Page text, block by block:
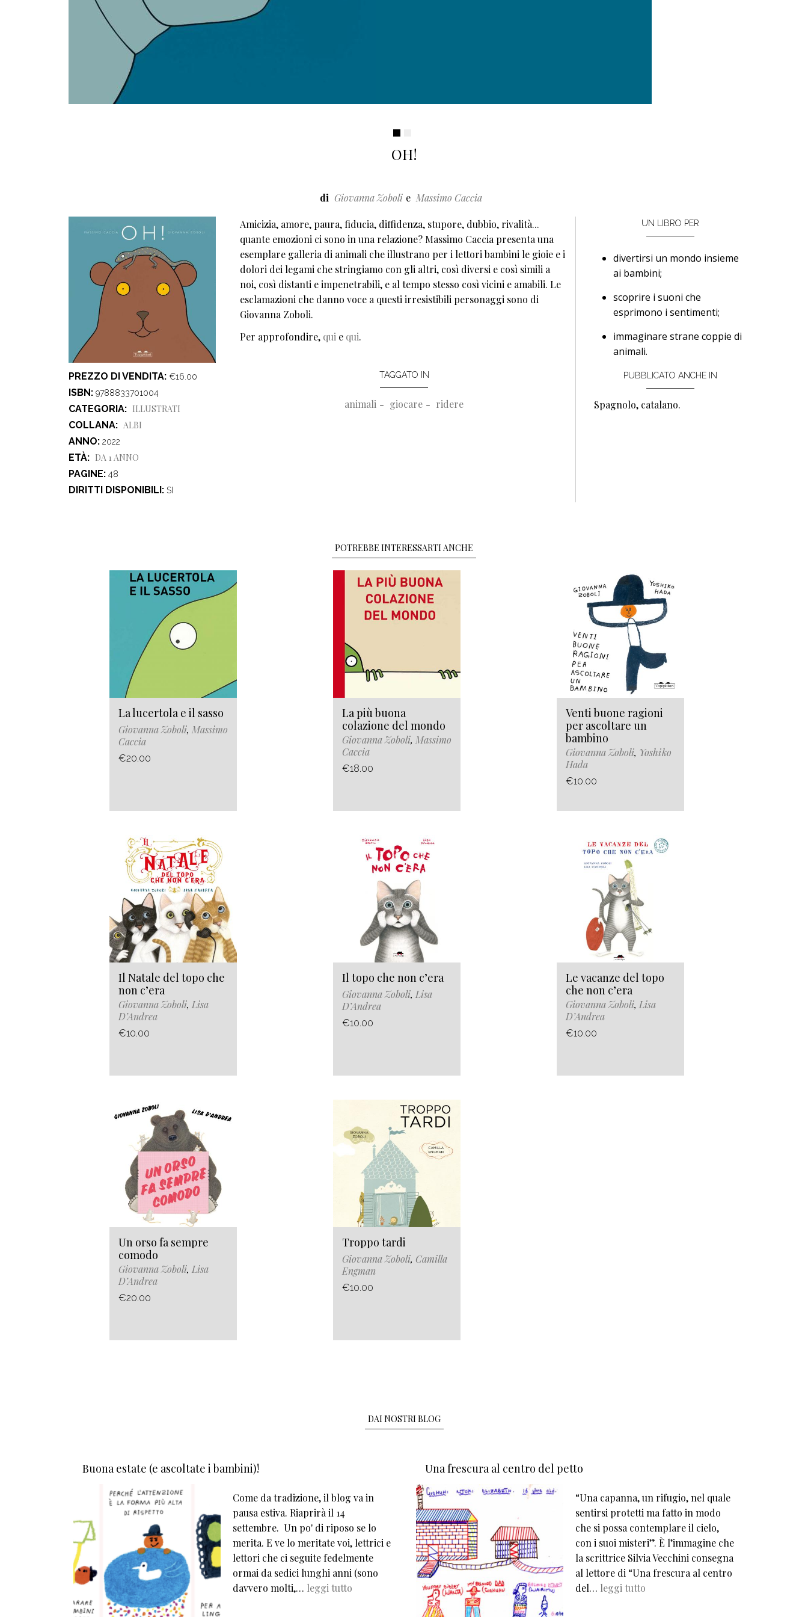
OH!
di Giovanna Zoboli Massimo Caccia
PREZZO DI VENDITA €16.00
ISBN 9788833701004
CATEGORIA
ILLUSTRATI
COLLANA
ALBI
ANNO 2022
ETÀ
DA 1 ANNO
PAGINE 48
DIRITTI DISPONIBILI SI
Amicizia, amore, paura, fiducia, diffidenza, stupore, dubbio, rivalità...
quante emozioni ci sono in una relazione? Massimo Caccia presenta una
esemplare galleria di animali che illustrano per i lettori bambini le gioie e i
dolori dei legami che stringiamo con gli altri, così diversi e così simili a
noi, così distanti e impenetrabili, e al tempo stesso così vicini e amabili. Le
esclamazioni che danno voce a questi irresistibili personaggi sono di
Giovanna Zoboli.
Per approfondire, qui e qui.
TAGGATO IN
animali giocare ridere
UN LIBRO PER
divertirsi un mondo insieme
ai bambini;
scoprire i suoni che
esprimono i sentimenti;
immaginare strane coppie di
animali.
PUBBLICATO ANCHE IN
Spagnolo, catalano.
POTREBBE INTERESSARTI ANCHE
La lucertola e il sasso
Giovanna Zoboli, Massimo
Caccia
€20.00
La più buona
colazione del mondo
Giovanna Zoboli, Massimo
Caccia
€18.00
Venti buone ragioni
per ascoltare un
bambino
Giovanna Zoboli, Yoshiko
Hada
€10.00
Il Natale del topo che
non c’era
Giovanna Zoboli, Lisa
D’Andrea
€10.00
Il topo che non c’era
Giovanna Zoboli, Lisa
D’Andrea
€10.00
Le vacanze del topo
che non c’era
Giovanna Zoboli, Lisa
D’Andrea
€10.00
Un orso fa sempre
comodo
Giovanna Zoboli, Lisa
D’Andrea
€20.00
Troppo tardi
Giovanna Zoboli, Camilla
Engman
€10.00
DAI NOSTRI BLOG
Buona estate (e ascoltate i bambini)!
Come da tradizione, il blog va in
pausa estiva. Riaprirà il 14
settembre. Un po' di riposo se lo
merita. E ve lo meritate voi, lettrici e
lettori che ci seguite fedelmente
ormai da sedici lunghi anni (sono
davvero molti,… leggi tutto
Una frescura al centro del petto
“Una capanna, un rifugio, nel quale
sentirsi protetti ma fatto in modo
che si possa contemplare il cielo,
con i suoi misteri”. È l’immagine che
la scrittrice Silvia Vecchini consegna
al lettore di “Una frescura al centro
del… leggi tutto